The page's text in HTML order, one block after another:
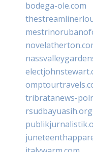
bodega-ole.com
tribratanews-
rsudbayuasih.org